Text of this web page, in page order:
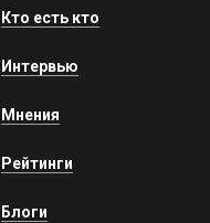
Кто есть кто
Интервью
Мнения
Рейтинги
Блоги